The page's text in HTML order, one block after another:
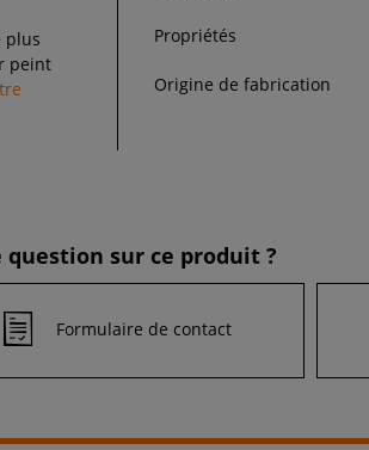
plus
peint
Propriétés
Origine de fabrication
question sur ce produit ?
Formulaire de contact